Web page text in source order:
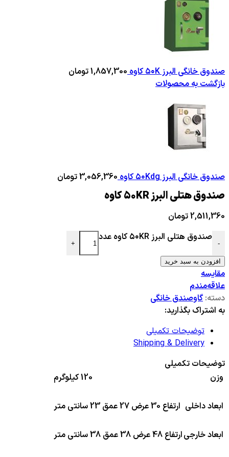
صندوق خانگی البرز ۵۰K کاوه 1,857,300تومان
بازگشت به محصولات
صندوق خانگی البرز ۵۰Kdg کاوه 3,056,360تومان
صندوق هتلی البرز ۵۰KR کاوه
2,511,360تومان
- صندوق هتلی البرز ۵۰KR کاوه عدد +
افزودن به سبد خرید
مقایسه
علاقه‌مندم
دسته: گاوصندق خانگی
به اشتراک بگذارید:
توضیحات تکمیلی
Shipping & Delivery
توضیحات تکمیلی
وزن
120 کیلوگرم
ابعاد داخلی ارتفاع 30 عرض 27 عمق 23 سانتی متر
ابعاد خارجیارتفاع 48 عرض 38 عمق 38 سانتی متر